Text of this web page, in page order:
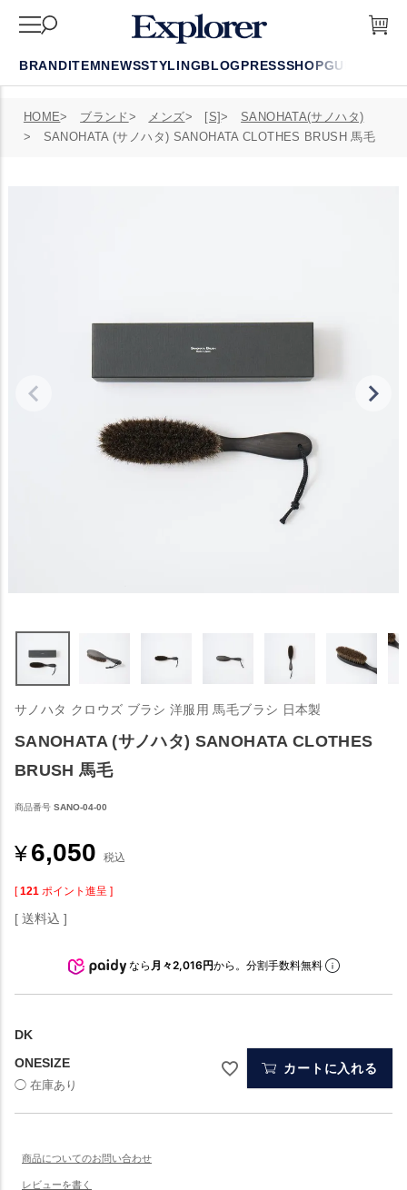
BRANDITEMNEWSSTYLINGBLOGPRESSSHOPGUIDE
HOME ブランド メンズ [S]
SANOHATA(サノハタ)
SANOHATA (サノハタ) SANOHATA CLOTHES BRUSH 馬毛
サノハタ クロウズ ブラシ 洋服用 馬毛ブラシ 日本製
SANOHATA (サノハタ) SANOHATA CLOTHES
BRUSH 馬毛
商品番号 SANO-04-00
¥6,050 税込
[ 121 ポイント進呈 ]
送料込
なら 月々2,016円から。分割手数料無料
DK
ONESIZE
カートに入れる